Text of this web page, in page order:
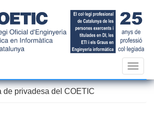
de privadesa del COETIC